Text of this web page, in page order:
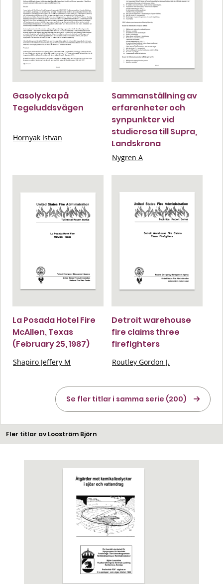
Gasolycka på
Tegeluddsvägen
Hornyak Istvan
Sammanställning av
erfarenheter och
synpunkter vid
studieresa till Supra,
Landskrona
Nygren A
La Posada Hotel Fire
McAllen, Texas
(February 25, 1987)
Shapiro Jeffery M
Detroit warehouse
fire claims three
firefighters
Routley Gordon J.
Se fler titlar i samma serie (200)
Fler titlar av Looström Björn